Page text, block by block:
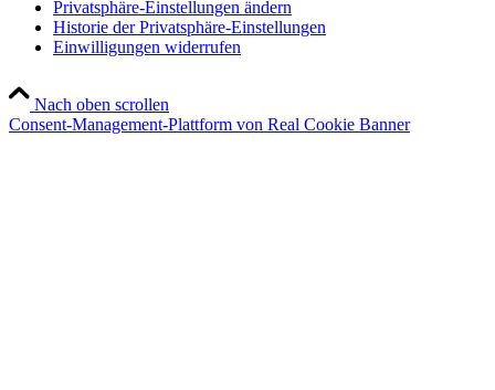
Privatsphäre-Einstellungen ändern
Historie der Privatsphäre-Einstellungen
Einwilligungen widerrufen
Nach oben scrollen
Consent-Management-Plattform von Real Cookie Banner